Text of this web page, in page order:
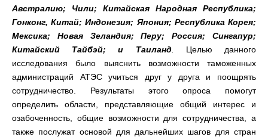
Австралию; Чили; Китайская Народная Республика;
Гонконг, Китай; Индонезия; Япония; Республика Корея;
Мексика; Новая Зеландия; Перу; Россия; Сингапур;
Китайский Тайбэй; и Таиланд.
Целью данного
исследования было выяснить возможности таможенных
администраций АТЭС учиться друг у друга и поощрять
сотрудничество. Результаты этого опроса помогут
определить области, представляющие общий интерес и
озабоченность, общие возможности для сотрудничества, а
также послужат основой для дальнейших шагов для стран